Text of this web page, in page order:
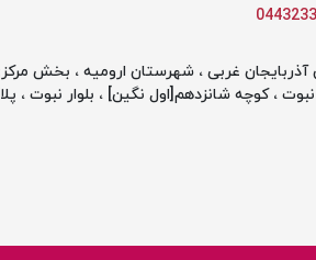
آذربایجان غربی ، شهرستان ارومیه ، بخش
، کوچه شانزدهم[اول نگین] ، بلوار نبوت ، پلاک 142 ، طبقه